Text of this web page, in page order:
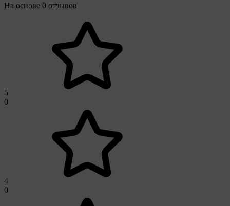
На основе 0 отзывов
5
0
4
0